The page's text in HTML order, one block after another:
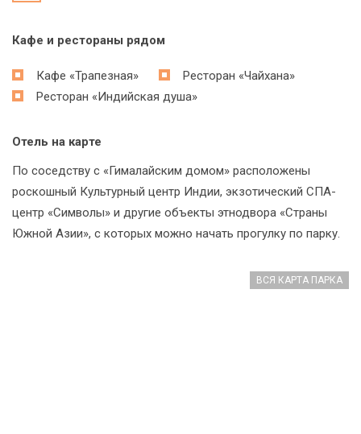
Кафе и рестораны рядом
Кафе «Трапезная»
Ресторан «Чайхана»
Ресторан «Индийская душа»
Отель на карте
По соседству с «Гималайским домом» расположены
роскошный Культурный центр Индии, экзотический СПА-
центр «Символы» и другие объекты этнодвора «Страны
Южной Азии», с которых можно начать прогулку по парку.
ВСЯ КАРТА ПАРКА